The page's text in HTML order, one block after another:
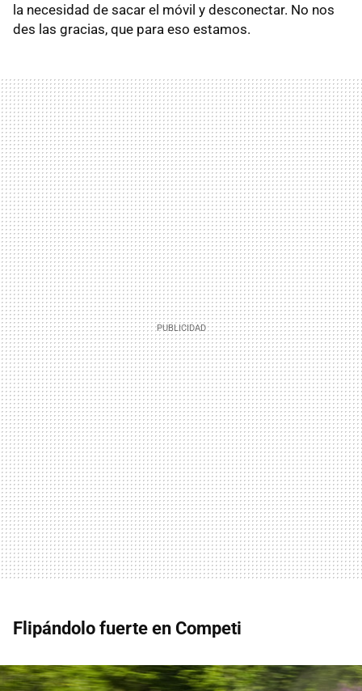
la necesidad de sacar el móvil y desconectar. No nos
des las gracias, que para eso estamos.
Flipándolo fuerte en Competi